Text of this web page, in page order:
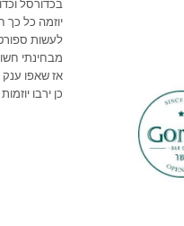
בכדורסל
יוזמה כל כך
לעשות
מבחינתי
אז שאפו
כן ירבו